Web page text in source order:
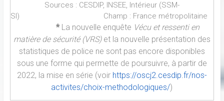
Sources : CESDIP, INSEE, Intérieur (SSM-
SI) Champ : France métropolitaine
* La nouvelle enquête Vécu et ressenti en
matière de sécurité (VRS)et la nouvelle présentation des
statistiques de police ne sont pas encore disponibles
sous une forme qui permette de poursuivre, à partir de
2022, la mise en série (voir https://oscj2.cesdip.fr/nos-
activites/choix-methodologiques/)